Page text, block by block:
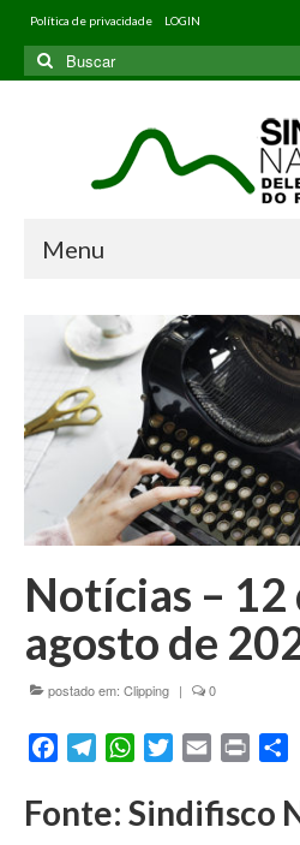
Política de privacidade LOGIN
Buscar
por:
Menu
Home
Quem somos
Filiados
Informativos
Jurídico
Notícias – 12
agosto de
postado em: Clipping | 0
FacebookTelegramWhatsAppTwitterEmail Print
Fonte: Sindifisco